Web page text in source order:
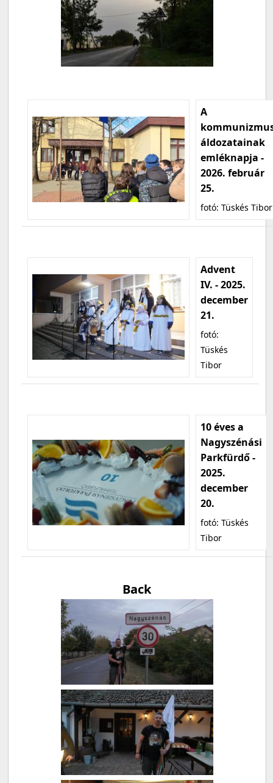
A
áldozatainak
emléknapja -
2026. február
25.
fotó: Tüskés Tibor
Advent
IV. - 2025.
december
21.
fotó:
Tüskés
Tibor
10 éves a
Nagyszénási
Parkfürdő -
2025.
december
20.
fotó: Tüskés
Tibor
Back